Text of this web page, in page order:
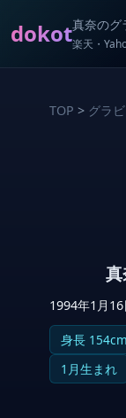
dokot真奈のグ
楽天・
TOP > グラ
1994年1月16
身長 154cm
1月生まれ